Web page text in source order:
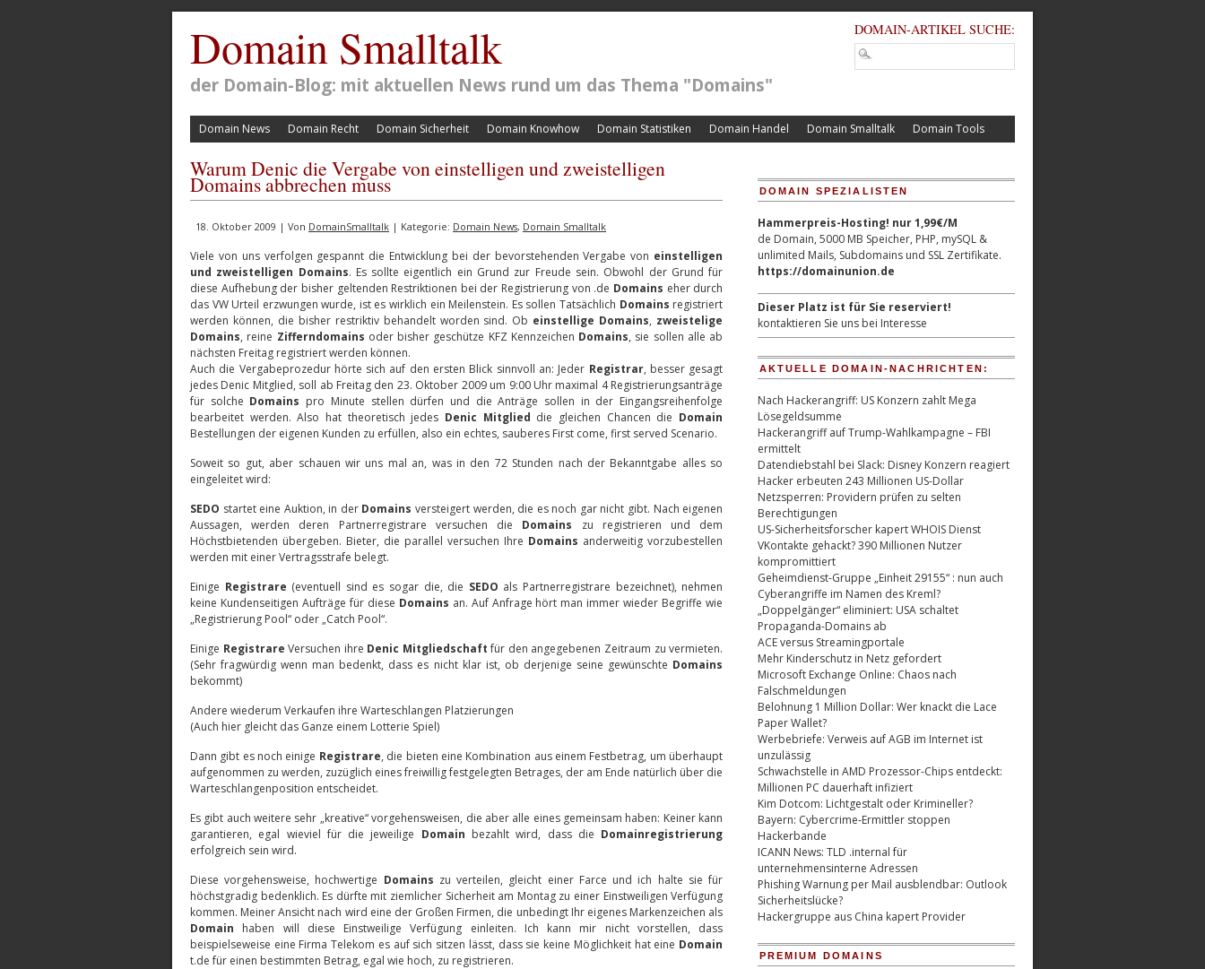
Domain Smalltalk
der Domain-Blog: mit aktuellen News rund um das Thema "Domains"
DOMAIN-ARTIKEL SUCHE:
Domain News Domain Recht Domain Sicherheit Domain Knowhow Domain Statistiken Domain Handel Domain Smalltalk Domain Tools
Warum Denic die Vergabe von einstelligen und zweistelligen
Domains abbrechen muss
18. Oktober 2009 | Von DomainSmalltalk | Kategorie: Domain News, Domain Smalltalk
Viele von uns verfolgen gespannt die Entwicklung bei der bevorstehenden Vergabe von einstelligen
und zweistelligen Domains. Es sollte eigentlich ein Grund zur Freude sein. Obwohl der Grund für
diese Aufhebung der bisher geltenden Restriktionen bei der Registrierung von .de Domains eher durch
das VW Urteil erzwungen wurde, ist es wirklich ein Meilenstein. Es sollen Tatsächlich Domains registriert
werden können, die bisher restriktiv behandelt worden sind. Ob einstellige Domains, zweistelige
Domains, reine Zifferndomains oder bisher geschütze KFZ Kennzeichen Domains, sie sollen alle ab
nächsten Freitag registriert werden können.
Auch die Vergabeprozedur hörte sich auf den ersten Blick sinnvoll an: Jeder Registrar, besser gesagt
jedes Denic Mitglied, soll ab Freitag den 23. Oktober 2009 um 9:00 Uhr maximal 4 Registrierungsanträge
für solche Domains pro Minute stellen dürfen und die Anträge sollen in der Eingangsreihenfolge
bearbeitet werden. Also hat theoretisch jedes Denic Mitglied die gleichen Chancen die Domain
Bestellungen der eigenen Kunden zu erfüllen, also ein echtes, sauberes First come, first served Scenario.
Soweit so gut, aber schauen wir uns mal an, was in den 72 Stunden nach der Bekanntgabe alles so
eingeleitet wird:
SEDO startet eine Auktion, in der Domains versteigert werden, die es noch gar nicht gibt. Nach eigenen
Aussagen, werden deren Partnerregistrare versuchen die Domains zu registrieren und dem
Höchstbietenden übergeben. Bieter, die parallel versuchen Ihre Domains anderweitig vorzubestellen
werden mit einer Vertragsstrafe belegt.
Einige Registrare (eventuell sind es sogar die, die SEDO als Partnerregistrare bezeichnet), nehmen
keine Kundenseitigen Aufträge für diese Domains an. Auf Anfrage hört man immer wieder Begriffe wie
„Registrierung Pool“ oder „Catch Pool“.
Einige Registrare Versuchen ihre Denic Mitgliedschaftfür den angegebenen Zeitraum zu vermieten.
(Sehr fragwürdig wenn man bedenkt, dass es nicht klar ist, ob derjenige seine gewünschte Domains
bekommt)
Andere wiederum Verkaufen ihre Warteschlangen Platzierungen
(Auch hier gleicht das Ganze einem Lotterie Spiel)
Dann gibt es noch einige Registrare, die bieten eine Kombination aus einem Festbetrag, um überhaupt
aufgenommen zu werden, zuzüglich eines freiwillig festgelegten Betrages, der am Ende natürlich über die
Warteschlangenposition entscheidet.
Es gibt auch weitere sehr „kreative“ vorgehensweisen, die aber alle eines gemeinsam haben: Keiner kann
garantieren, egal wieviel für die jeweilige Domain bezahlt wird, dass die Domainregistrierung
erfolgreich sein wird.
Diese vorgehensweise, hochwertige Domains zu verteilen, gleicht einer Farce und ich halte sie für
höchstgradig bedenklich. Es dürfte mit ziemlicher Sicherheit am Montag zu einer Einstweiligen Verfügung
kommen. Meiner Ansicht nach wird eine der Großen Firmen, die unbedingt Ihr eigenes Markenzeichen als
Domain haben will diese Einstweilige Verfügung einleiten. Ich kann mir nicht vorstellen, dass
beispielseweise eine Firma Telekom es auf sich sitzen lässt, dass sie keine Möglichkeit hat eine Domain
t.de für einen bestimmten Betrag, egal wie hoch, zu registrieren.
DOMAIN SPEZIALISTEN
Hammerpreis-Hosting! nur 1,99€/M
de Domain, 5000 MB Speicher, PHP, mySQL &
unlimited Mails, Subdomains und SSL Zertifikate.
https://domainunion.de
Dieser Platz ist für Sie reserviert!
kontaktieren Sie uns bei Interesse
AKTUELLE DOMAIN-NACHRICHTEN:
Nach Hackerangriff: US Konzern zahlt Mega
Lösegeldsumme
Hackerangriff auf Trump-Wahlkampagne – FBI
ermittelt
Datendiebstahl bei Slack: Disney Konzern reagiert
Hacker erbeuten 243 Millionen US-Dollar
Netzsperren: Providern prüfen zu selten
Berechtigungen
US-Sicherheitsforscher kapert WHOIS Dienst
VKontakte gehackt? 390 Millionen Nutzer
kompromittiert
Geheimdienst-Gruppe „Einheit 29155“ : nun auch
Cyberangriffe im Namen des Kreml?
„Doppelgänger“ eliminiert: USA schaltet
Propaganda-Domains ab
ACE versus Streamingportale
Mehr Kinderschutz in Netz gefordert
Microsoft Exchange Online: Chaos nach
Falschmeldungen
Belohnung 1 Million Dollar: Wer knackt die Lace
Paper Wallet?
Werbebriefe: Verweis auf AGB im Internet ist
unzulässig
Schwachstelle in AMD Prozessor-Chips entdeckt:
Millionen PC dauerhaft infiziert
Kim Dotcom: Lichtgestalt oder Krimineller?
Bayern: Cybercrime-Ermittler stoppen
Hackerbande
ICANN News: TLD .internal für
unternehmensinterne Adressen
Phishing Warnung per Mail ausblendbar: Outlook
Sicherheitslücke?
Hackergruppe aus China kapert Provider
PREMIUM DOMAINS